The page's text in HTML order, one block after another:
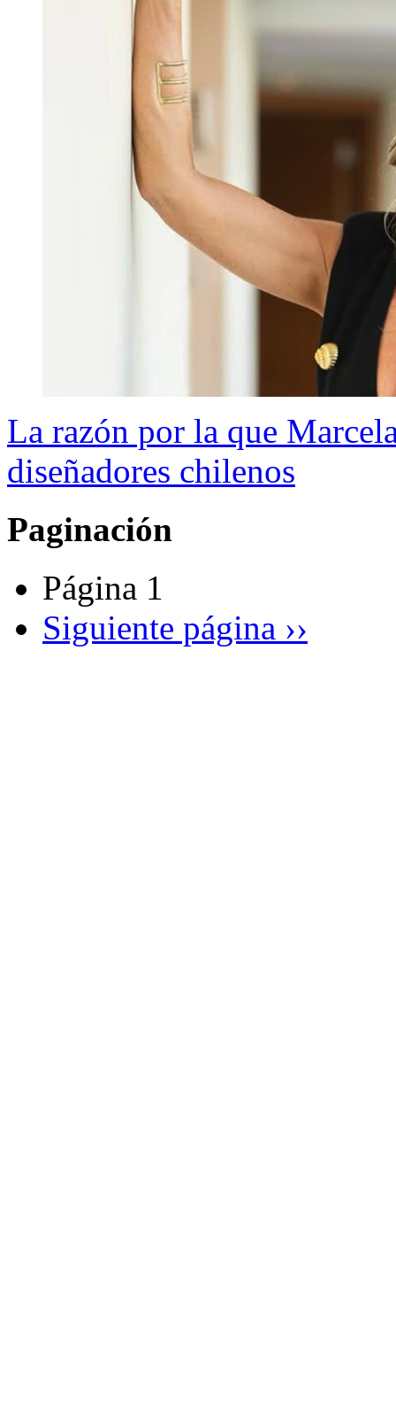
La razón por la que
diseñadores chilenos
Paginación
Página 1
Siguiente página ››